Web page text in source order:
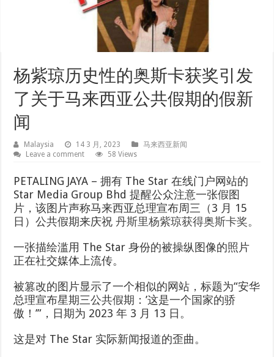
杨紫琼历史性的奥斯卡获奖引发
了关于马来西亚公共假期的假新
闻
Malaysia 14 3 月, 2023
马来西亚新闻
Leave a comment
58 Views
PETALING JAYA – 拥有 The Star 在线门户网站的
Star Media Group Bhd 提醒公众注意一张假图
片，该图片声称马来西亚总理宣布周三（3 月 15
日）公共假期来庆祝丹斯里杨紫琼获得奥斯卡奖。
一张描绘滥用 The Star 身份的被操纵图像的照片
正在社交媒体上流传。
被篡改的图片显示了一个相似的网站，标题为“安华
总理宣布星期三公共假期：’这是一个国家的骄
傲！’”，日期为 2023 年 3 月 13 日。
这是对 The Star 实际新闻报道的歪曲。